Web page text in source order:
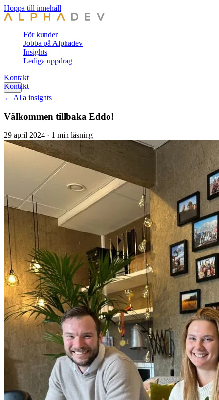
Hoppa till innehåll
För kunder
Jobba på Alphadev
Insights
Lediga uppdrag
Kontakt
← Alla insights
Välkommen tillbaka Eddo!
29 april 2024 · 1 min läsning